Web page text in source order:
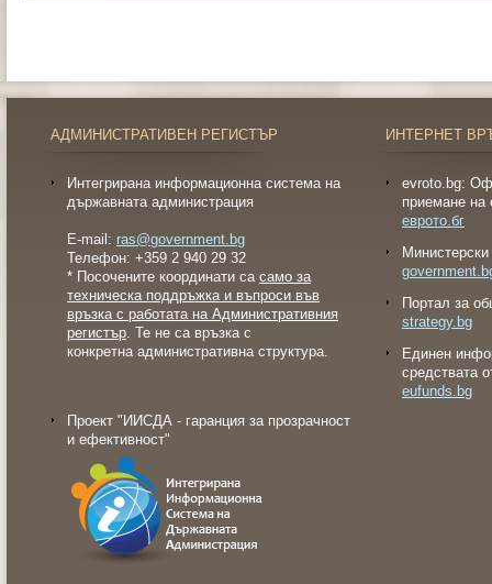
АДМИНИСТРАТИВЕН РЕГИСТЪР
Интегрирана информационна система на
държавната администрация
E-mail: ras@government.bg
Телефон: +359 2 940 29 32
* Посочените координати са само за
техническа поддръжка и въпроси във
връзка с работата на Административния
регистър. Те не са връзка с
конкретна административна структура.
Проект "ИИСДА - гаранция за прозрачност
и ефективност"
ИНТЕРНЕТ
evroto.bg:
приемане на
еврото.бг
Портал за
strategy.bg
Eдинен
средствата
eufunds.bg